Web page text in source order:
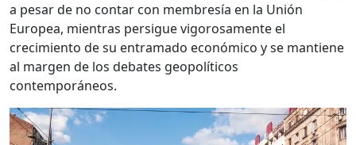
a pesar de no contar con membresía en la Unión
Europea, mientras persigue vigorosamente el
crecimiento de su entramado económico y se mantiene
al margen de los debates geopolíticos
contemporáneos.